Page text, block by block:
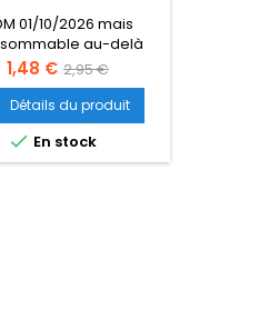
01/10/2026 mais
au-delà
Prix
1,48 € Prix
de
base
2,95 €
Détails du produit
 En stock